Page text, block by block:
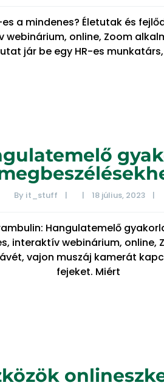
a mindenes? Életutak és
webinárium, online, Zoom
utat jár be egy HR-es
By it_stuff | | 18 július, 2023 |
Hangulatemelő
interaktív webinárium,
vajon muszáj kamerát
fejeket. Miért